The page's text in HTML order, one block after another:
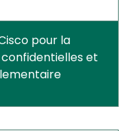
pour la
et